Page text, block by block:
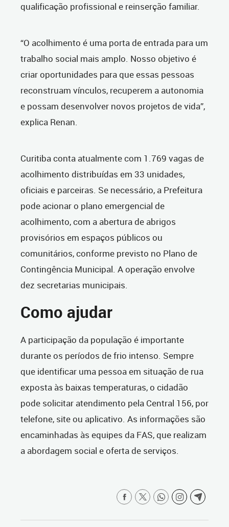
qualificação profissional e reinserção familiar.
“O acolhimento é uma porta de entrada para um
trabalho social mais amplo. Nosso objetivo é
criar oportunidades para que essas pessoas
reconstruam vínculos, recuperem a autonomia
e possam desenvolver novos projetos de vida”,
explica Renan.
Curitiba conta atualmente com 1.769 vagas de
acolhimento distribuídas em 33 unidades,
oficiais e parceiras. Se necessário, a Prefeitura
pode acionar o plano emergencial de
acolhimento, com a abertura de abrigos
provisórios em espaços públicos ou
comunitários, conforme previsto no Plano de
Contingência Municipal. A operação envolve
dez secretarias municipais.
Como ajudar
A participação da população é importante
durante os períodos de frio intenso. Sempre
que identificar uma pessoa em situação de rua
exposta às baixas temperaturas, o cidadão
pode solicitar atendimento pela Central 156, por
telefone, site ou aplicativo. As informações são
encaminhadas às equipes da FAS, que realizam
a abordagem social e oferta de serviços.